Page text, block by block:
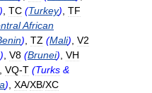
) TC (Turkey) TF
African
) TZ (Mali) V2
) V8 (Brunei) VH
VQ-T (Turks &
) XA/XB/XC